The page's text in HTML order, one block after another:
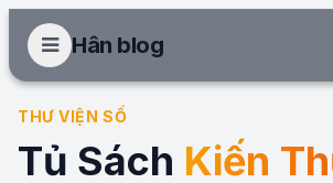
Hân blog
THƯ VIỆN SỐ
Tủ Sách Kiến